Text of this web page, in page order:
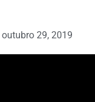
outubro 29, 2019